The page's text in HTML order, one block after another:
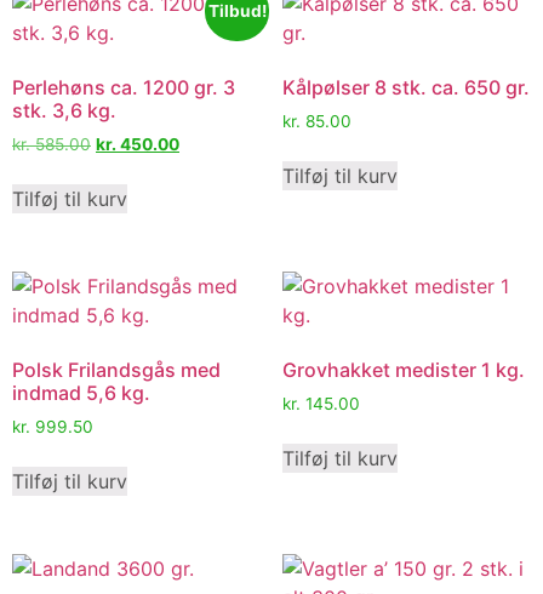
Tilbud!
Perlehøns ca. 1200 gr. 3
stk. 3,6 kg.
kr.585.00 kr. 450.00
Tilføj til kurv
Kålpølser 8 stk. ca. 650 gr.
kr. 85.00
Tilføj til kurv
Polsk Frilandsgås med
indmad 5,6 kg.
kr. 999.50
Tilføj til kurv
Grovhakket medister 1 kg.
kr. 145.00
Tilføj til kurv